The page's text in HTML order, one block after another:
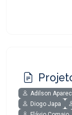
Adilson
Diogo Japa